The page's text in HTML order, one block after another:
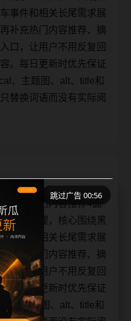
事件和相关长尾需求展
补充热门内容推荐、摘
口，让用户不用反复回
。每日更新时优先保证
、主题图、alt、title和
替换词语而没有实际阅
事件热门内容推荐4面
场景整理，核心围绕黑
事件和相关长尾需求展
补充热门内容推荐、摘
口，让用户不用反复回
。每日更新时优先保证
、主题图、alt、title和
跳过广告 00:56